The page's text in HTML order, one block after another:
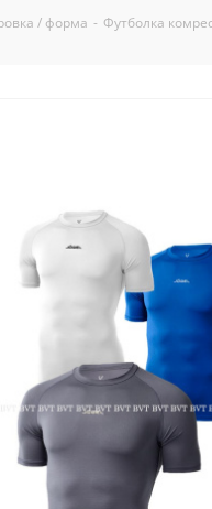
/ форма - Футболка